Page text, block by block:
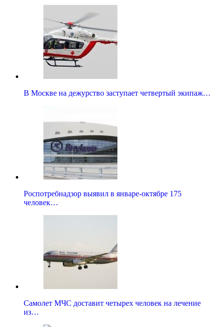
В Москве на дежурство заступает четвертый экипаж…
Роспотребнадзор выявил в январе-октябре 175
человек…
Самолет МЧС доставит четырех человек на лечение
из…